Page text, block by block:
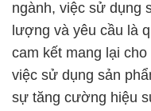
ngành, việc sử dụng
lượng và yêu cầu là
cam kết mang lại
việc sử dụng sản
sự tăng cường hiệu